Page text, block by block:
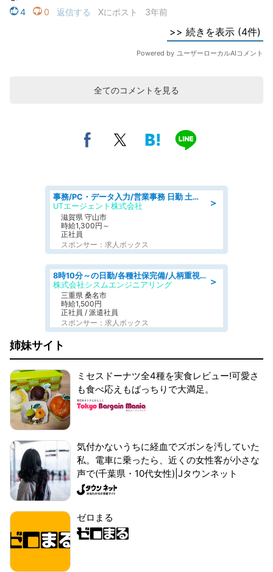
全てのコメントを見る
＞
事務/PC・データ入力/営業事務 日勤 土日休み 船舶用のエンジンを扱う会社 総合事務
UTエージェント株式会社
滋賀県 守山市
時給1,300円～
正社員
スポンサー：求人ボックス
＞
8時10分～の日勤/各種社保完備/人柄重視のため未経験OK/検査補助&事務補助/～50代前半活躍中
株式会社シスムエンジニアリング
三重県 桑名市
時給1,500円
正社員 / 派遣社員
スポンサー：求人ボックス
姉妹サイト
ミセスドーナツ全4種を実食レビュー!可愛さ
も食べ応えもばっちりで大満足。
気付かないうちに経血でズボンを汚していた
私。電車に乗ったら、近くの女性客が小さな
声で(千葉県・10代女性)|Jタウンネット
ゼロまる